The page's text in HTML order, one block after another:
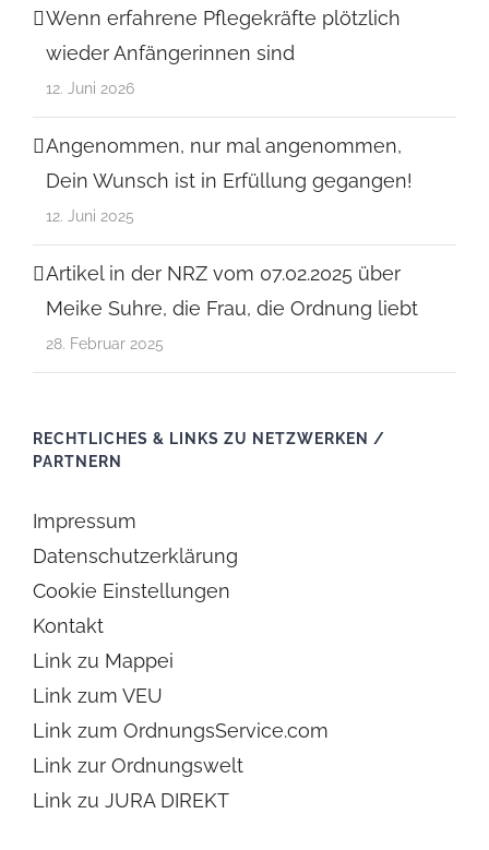
Wenn erfahrene Pflegekräfte plötzlich
wieder Anfängerinnen sind
12. Juni 2026
Angenommen, nur mal angenommen,
Dein Wunsch ist in Erfüllung gegangen!
12. Juni 2025
Artikel in der NRZ vom 07.02.2025 über
Meike Suhre, die Frau, die Ordnung liebt
28. Februar 2025
RECHTLICHES & LINKS ZU NETZWERKEN /
PARTNERN
Impressum
Datenschutzerklärung
Cookie Einstellungen
Kontakt
Link zu Mappei
Link zum VEU
Link zum OrdnungsService.com
Link zur Ordnungswelt
Link zu JURA DIREKT